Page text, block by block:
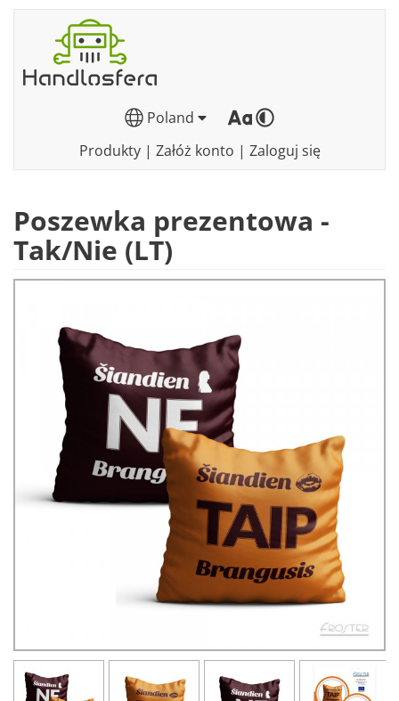
Poland
Produkty| Załóż konto | Zaloguj się
Poszewka prezentowa -
Tak/Nie (LT)